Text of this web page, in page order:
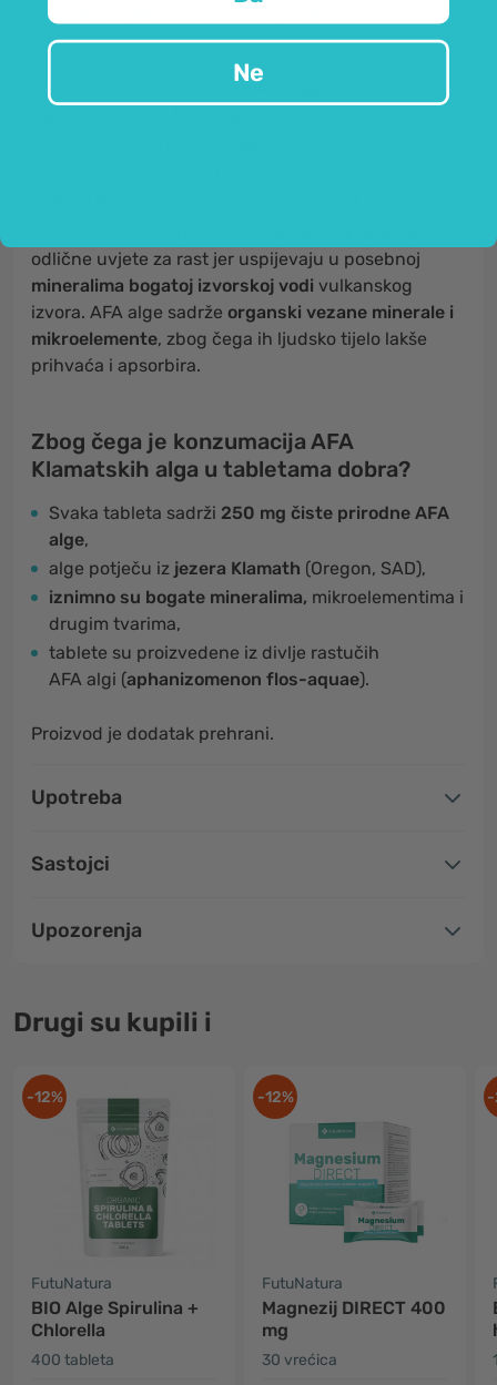
bogate vulkanskim mineralima.
Plavozelene, divlje rastućeAfa alge
odlične uvjete za rast jer uspijevaju u posebnoj
mineralima bogatoj izvorskoj vodi vulkanskog
izvora. AFA alge sadrže organski vezane minerale i
mikroelemente, zbog čega ih ljudsko tijelo lakše
prihvaća i apsorbira.
Zbog čega je konzumacija AFA
Klamatskih alga u tabletama dobra?
Svaka tableta sadrži 250 mg čiste prirodne AFA
alge,
alge potječu iz jezera Klamath (Oregon, SAD),
iznimno su bogate mineralima, mikroelementima i
drugim tvarima,
tablete su proizvedene iz divlje rastučih
AFA algi (aphanizomenon flos-aquae).
Proizvod je dodatak prehrani.
Upotreba
Sastojci
Upozorenja
Drugi su kupili i
-12%
FutuNatura
BIO Alge Spirulina +
Chlorella
400 tableta
-12%
FutuNatura
Magnezij DIRECT 400
mg
30 vrećica
-
Ne